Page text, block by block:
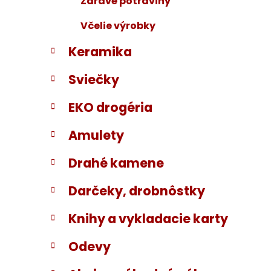
Včelie výrobky
Keramika
Sviečky
EKO drogéria
Amulety
Drahé kamene
Darčeky, drobnôstky
Knihy a vykladacie karty
Odevy